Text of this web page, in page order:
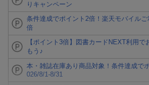
りキャンペーン
条件達成でポイント2倍！楽天モバイル
倍
【ポイント3倍】図書カードNEXT利用で
もう♪
本・雑誌在庫あり商品対象！条件達成で
026/8/1-8/31